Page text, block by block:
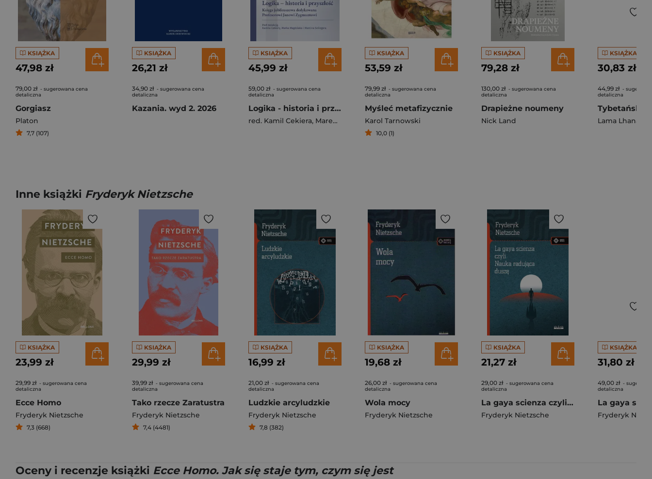
KSIĄŻKA
47,98 zł
79,00 zł - sugerowana cena
detaliczna
Gorgiasz
Platon
7,7 (107)
KSIĄŻKA
26,21 zł
34,90 zł - sugerowana cena
detaliczna
Kazania. wyd 2. 2026
KSIĄŻKA
45,99 zł
59,00 zł - sugerowana cena
detaliczna
Logika - historia i przyszłość
red. Kamil Cekiera, Marek Magdziak ,Marcin Seling
KSIĄŻKA
53,59 zł
79,99 zł - sugerowana cena
detaliczna
Myśleć metafizycznie
Karol Tarnowski
10,0 (1)
KSIĄŻKA
79,28 zł
130,00 zł - sugerowana cena
detaliczna
Drapieżne noumeny
Nick Land
KSIĄŻKA
30,83 zł
44,99 zł -
detaliczna
Inne książki Fryderyk Nietzsche
KSIĄŻKA
23,99 zł
29,99 zł - sugerowana cena
detaliczna
Ecce Homo
Fryderyk Nietzsche
7,3 (668)
KSIĄŻKA
29,99 zł
39,99 zł - sugerowana cena
detaliczna
Tako rzecze Zaratustra
Fryderyk Nietzsche
7,4 (4481)
KSIĄŻKA
16,99 zł
21,00 zł - sugerowana cena
detaliczna
Ludzkie arcyludzkie
Fryderyk Nietzsche
7,8 (382)
KSIĄŻKA
19,68 zł
26,00 zł - sugerowana cena
detaliczna
Wola mocy
Fryderyk Nietzsche
KSIĄŻKA
21,27 zł
29,00 zł - sugerowana cena
detaliczna
La gaya scienza czyli nauka radująca duszę
Fryderyk Nietzsche
KSIĄŻKA
31,80 zł
49,00 zł -
detaliczna
Fryderyk
Oceny i recenzje książki Ecce Homo. Jak się staje tym, czym się jest